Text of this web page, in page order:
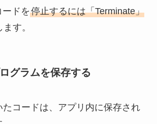
ドを停止するには「Terminate」
す。
グラムを保存する
たコードは、アプリ内に保存され